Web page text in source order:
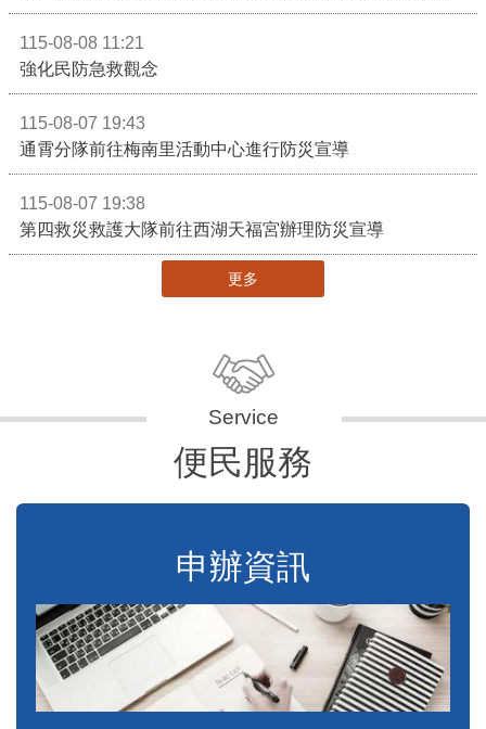
115-08-08 11:21
強化民防急救觀念
115-08-07 19:43
通霄分隊前往梅南里活動中心進行防災宣導
115-08-07 19:38
第四救災救護大隊前往西湖天福宮辦理防災宣導
更多
便民服務
申辦資訊